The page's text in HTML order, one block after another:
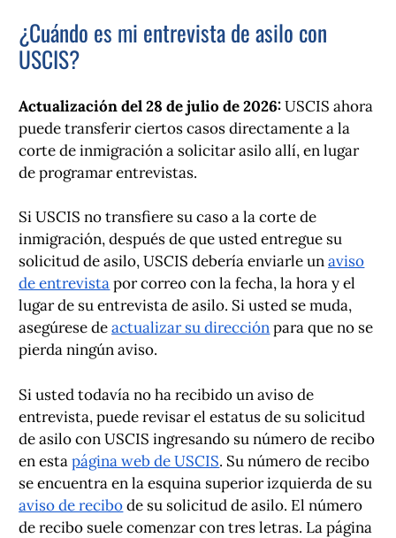
¿Cuándo es mi entrevista de asilo con
USCIS?
Actualización del 28 de julio de 2026:USCIS ahora
puede transferir ciertos casos directamente a la
corte de inmigración a solicitar asilo allí, en lugar
de programar entrevistas.
Si USCIS no transfiere su caso a la corte de
inmigración, después de que usted entregue su
solicitud de asilo, USCIS debería enviarle unaviso
de entrevistapor correo con la fecha, la hora y el
lugar de su entrevista de asilo. Si usted se muda,
asegúrese deactualizar su direcciónpara que no se
pierda ningún aviso.
Si usted todavía no ha recibido un aviso de
entrevista, puede revisar el estatus de su solicitud
de asilo con USCIS ingresando su número de recibo
en estapágina web de USCIS. Su número de recibo
se encuentra en la esquina superior izquierda de su
aviso de recibode su solicitud de asilo. El número
de recibo suele comenzar con tres letras. La página